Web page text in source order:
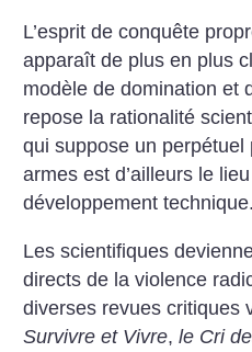
L’esprit de conquête
apparaît de plus en plus
modèle de domination et
repose la rationalité
qui suppose un
armes est d’ailleurs le
développement technique.
Les scientifiques
directs de la violence
diverses revues critiques
Survivre et Vivre,le Cri